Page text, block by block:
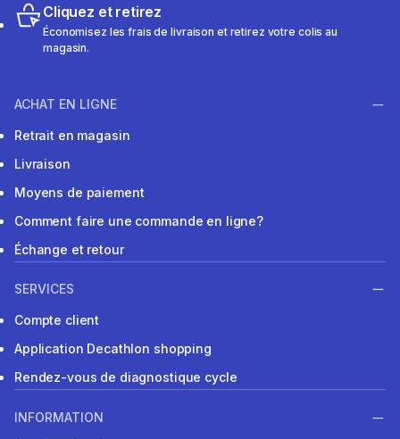
Cliquez et retirez
Économisez les frais de livraison et retirez votre colis au
magasin.
ACHAT EN LIGNE
Retrait en magasin
Livraison
Moyens de paiement
Comment faire une commande en ligne?
Échange et retour
SERVICES
Compte client
Application Decathlon shopping
Rendez-vous de diagnostique cycle
INFORMATION